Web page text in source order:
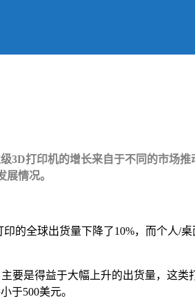
3D打印机的增长来自于不同的市场
情况。
的全球出货量下降了10%，而个人/
要是得益于大幅上升的出货量，这类
于500美元。